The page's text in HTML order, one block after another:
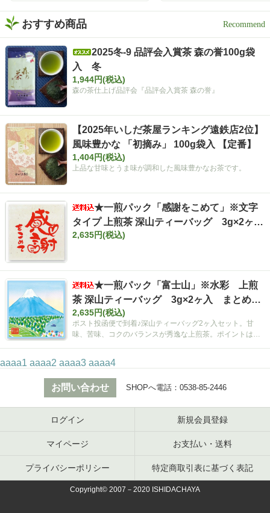
おすすめ商品
2025冬-9 品評会入賞茶 森の誉100g袋
入 冬
1,944円(税込)
森の茶仕上げ品評会『品評会入賞茶 森の誉』
【2025年いしだ茶屋ランキング遠鉄店2位】
風味豊かな 「初摘み」 100g袋入 【定番】
1,404円(税込)
上品な甘味とうま味が調和した風味豊かなお茶です。
★一煎パック「感謝をこめて」※文字
タイプ 上煎茶 深山ティーバッグ 3g×2ヶ
入 まとめ買いセット【ポスト投函便・送料
2,635円(税込)
★一煎パック「富士山」※水彩 上煎
茶 深山ティーバッグ 3g×2ヶ入 まとめ買
いセット【ポスト投函便・送料込み】
2,635円(税込)
ポスト投函便で到着♪深山ティーバッグ2ヶ入セット。甘
味、苦味、コクのバランスが秀逸な上煎茶。ポイントは空
aaaa1 aaaa2 aaaa3 aaaa4
お問い合わせ SHOPへ電話： 0538-85-2446
ログイン 新規会員登録
マイページ お支払い・送料
プライバシーポリシー 特定商取引表に基づく表記
Copyright© 2007－2020 ISHIDACHAYA